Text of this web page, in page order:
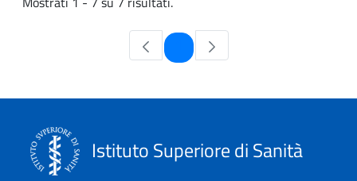
Pagina
Istituto Superiore di Sanità